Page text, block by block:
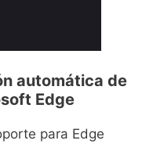
automática de
Edge
para Edge